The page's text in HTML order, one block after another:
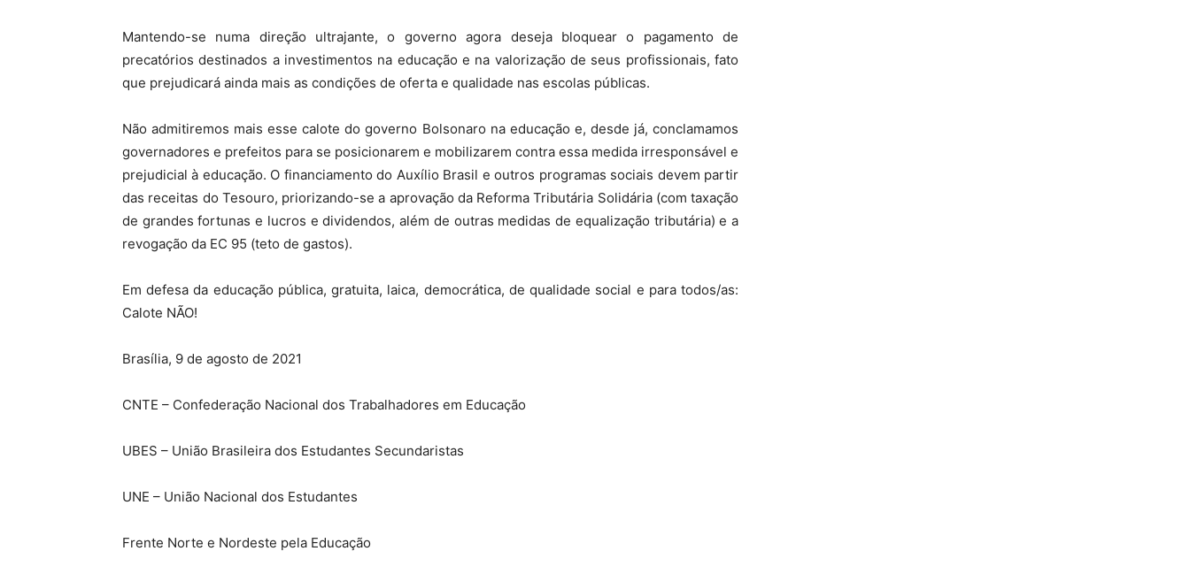
Mantendo-se numa direção ultrajante, o governo agora deseja bloquear o pagamento de
precatórios destinados a investimentos na educação e na valorização de seus profissionais, fato
que prejudicará ainda mais as condições de oferta e qualidade nas escolas públicas.
Não admitiremos mais esse calote do governo Bolsonaro na educação e, desde já, conclamamos
governadores e prefeitos para se posicionarem e mobilizarem contra essa medida irresponsável e
prejudicial à educação. O financiamento do Auxílio Brasil e outros programas sociais devem partir
das receitas do Tesouro, priorizando-se a aprovação da Reforma Tributária Solidária (com taxação
de grandes fortunas e lucros e dividendos, além de outras medidas de equalização tributária) e a
revogação da EC 95 (teto de gastos).
Em defesa da educação pública, gratuita, laica, democrática, de qualidade social e para todos/as:
Calote NÃO!
Brasília, 9 de agosto de 2021
CNTE – Confederação Nacional dos Trabalhadores em Educação
UBES – União Brasileira dos Estudantes Secundaristas
UNE – União Nacional dos Estudantes
Frente Norte e Nordeste pela Educação